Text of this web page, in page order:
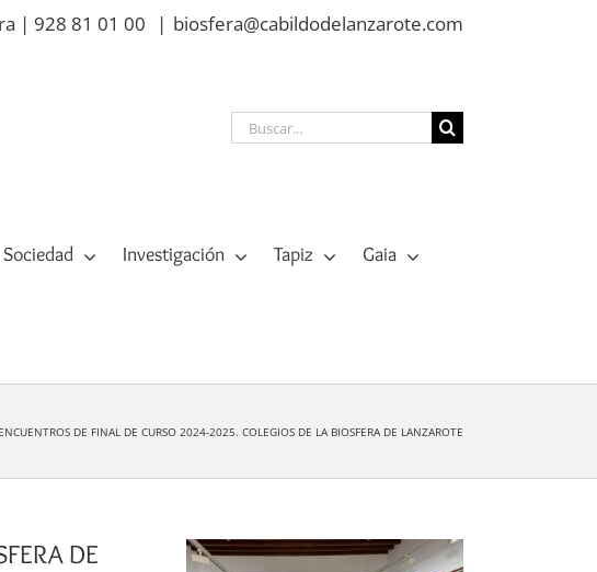
| 928 81 01 00 | biosfera@cabildodelanzarote.com
Buscar:
Sociedad Investigación Tapiz Gaia
ENCUENTROS DE FINAL DE CURSO 2024-2025. COLEGIOS DE LA BIOSFERA DE LANZAROTE
DE